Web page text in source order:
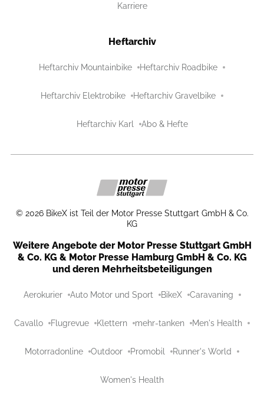
Karriere
Heftarchiv
Heftarchiv Mountainbike Heftarchiv Roadbike
Heftarchiv Elektrobike Heftarchiv Gravelbike
Heftarchiv Karl Abo & Hefte
© 2026 BikeX ist Teil der Motor Presse Stuttgart GmbH & Co.
KG
Weitere Angebote der Motor Presse Stuttgart GmbH
& Co. KG & Motor Presse Hamburg GmbH & Co. KG
und deren Mehrheitsbeteiligungen
Aerokurier Auto Motor und Sport BikeX Caravaning
Cavallo Flugrevue Klettern mehr-tanken Men's Health
Motorradonline Outdoor Promobil Runner's World
Women's Health